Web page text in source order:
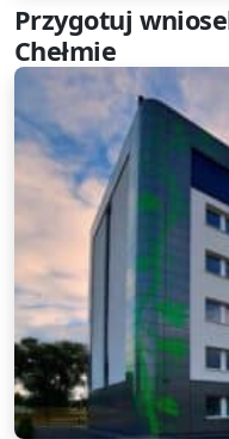
Przygotuj
Chełmie